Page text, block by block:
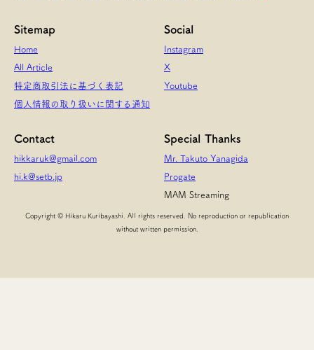
Sitemap
Home
All Article
特定商取引法に基づく表記
個人情報の取り扱いに関する通知
Social
Instagram
X
Youtube
Contact
hikkaruk@gmail.com
hi.k@setb.jp
Special Thanks
Mr. Takuto Yanagida
Progate
MAM Streaming
Copyright © Hikaru Kuribayashi. All rights reserved. No reproduction or republication
without written permission.